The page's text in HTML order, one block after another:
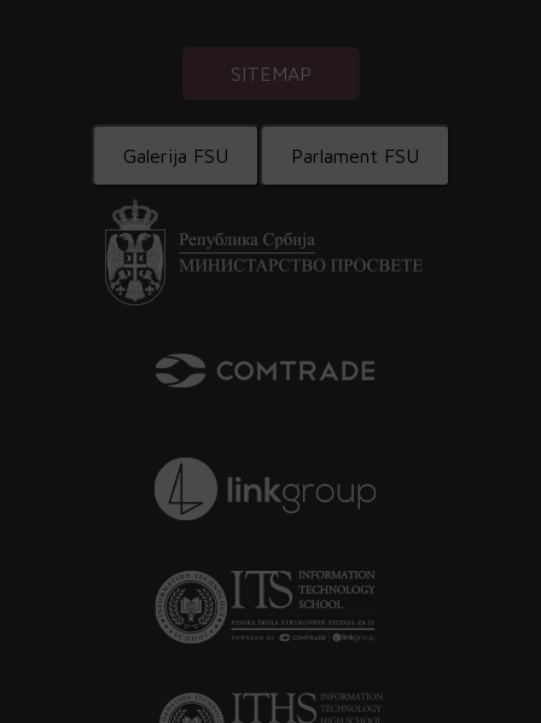
SITEMAP
Galerija FSU Parlament FSU